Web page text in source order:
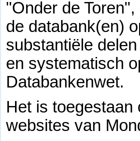
"Onder de
de databank(en)
substantiële
en systematisch
Databankenwet.
Het is toegestaan
websites van